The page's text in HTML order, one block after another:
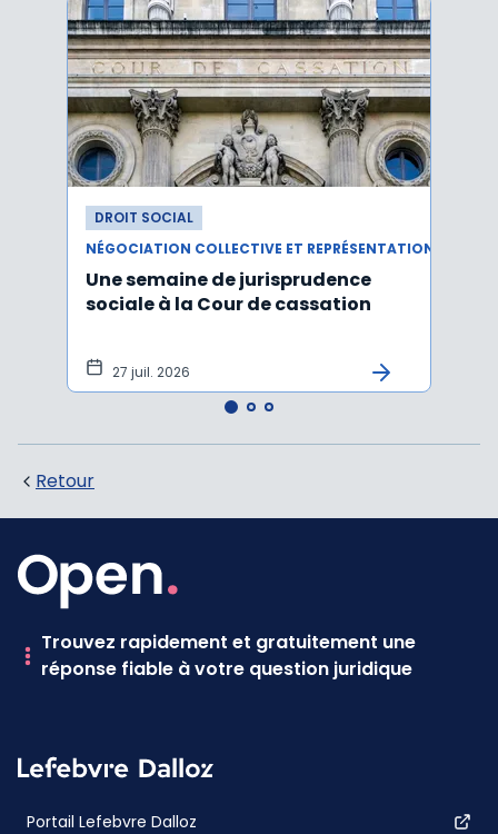
DROIT SOCIAL
Une semaine de jurisprudence
sociale à la Cour de cassation
27 juil. 2026
Retour
Trouvez rapidement et gratuitement une
réponse fiable à votre question juridique
Portail Lefebvre Dalloz